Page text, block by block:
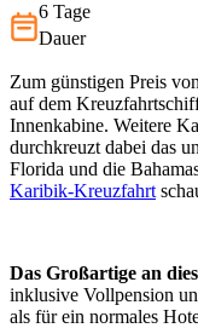
6 Tage
Dauer
Zum günstigen Preis
auf dem
Innenkabine. Weitere
durchkreuzt dabei das
Florida und die
Karibik-Kreuzfahrt
Das Großartige an
inklusive Vollpension
als für ein normales